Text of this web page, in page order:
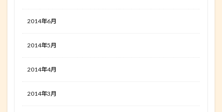
2014年6月
2014年5月
2014年4月
2014年3月